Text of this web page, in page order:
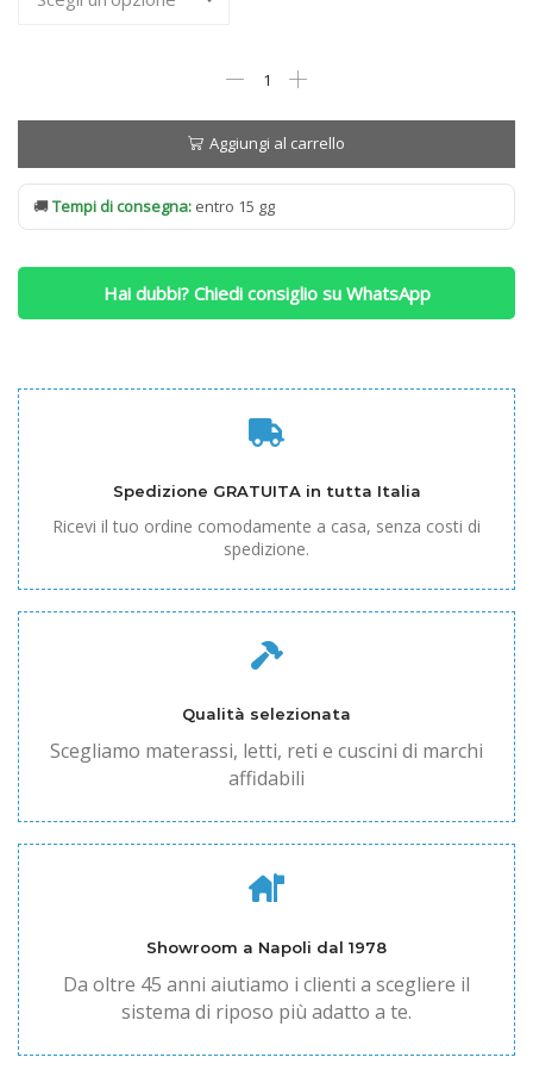
Ennerev
Fissa
mod.
Stratos
quantità
Aggiungi al carrello
🚚Tempi di consegna: entro 15 gg
Hai dubbi? Chiedi consiglio su WhatsApp
Spedizione GRATUITA in tutta Italia
Ricevi il tuo ordine comodamente a casa, senza costi di
spedizione.
Qualità selezionata
Scegliamo materassi, letti, reti e cuscini di marchi
affidabili
Showroom a Napoli dal 1978
Da oltre 45 anni aiutiamo i clienti a scegliere il
sistema di riposo più adatto a te.